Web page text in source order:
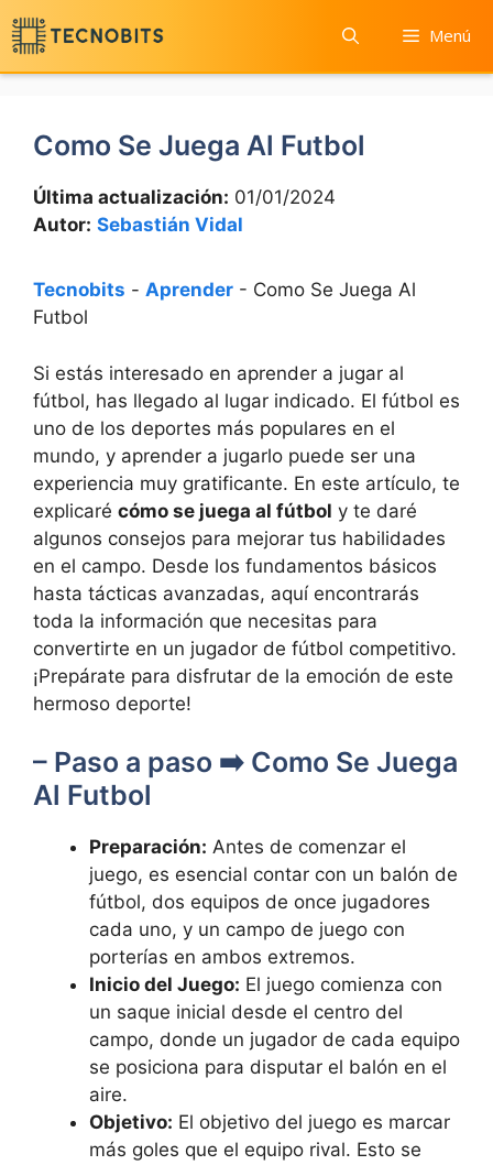
Saltar
al
contenido
Menú
Como Se Juega Al Futbol
Última actualización: 01/01/2024
Autor: Sebastián Vidal
Tecnobits - Aprender - Como Se Juega Al
Futbol
Si estás interesado en aprender a jugar al
fútbol, has llegado al lugar indicado. El fútbol es
uno de los deportes más populares en el
mundo, y aprender a jugarlo puede ser una
experiencia muy gratificante. En este artículo, te
explicaré cómo se juega al fútbol y te daré
algunos consejos para mejorar tus habilidades
en el campo. Desde los fundamentos básicos
hasta tácticas avanzadas, aquí encontrarás
toda la información que necesitas para
convertirte en un jugador de fútbol competitivo.
¡Prepárate para disfrutar de la emoción de este
hermoso deporte!
– Paso a paso ➡️ Como Se Juega
Al Futbol
Preparación: Antes de comenzar el
juego, es esencial contar con un balón de
fútbol, dos equipos de once jugadores
cada uno, y un campo de juego con
porterías en ambos extremos.
Inicio del Juego: El juego comienza con
un saque inicial desde el centro del
campo, donde un jugador de cada equipo
se posiciona para disputar el balón en el
aire.
Objetivo: El objetivo del juego es marcar
más goles que el equipo rival. Esto se